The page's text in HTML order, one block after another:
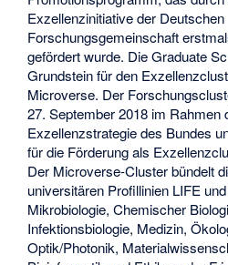
Exzellenzinitiative der Deutschen
Forschungsgemeinschaft
gefördert wurde. Die Graduate
Grundstein für den
Microverse. Der
27. September 2018 im Rahmen
Exzellenzstrategie des Bundes
für die Förderung als
Der Microverse-Cluster bündelt
universitären Profillinien LIFE
Mikrobiologie, Chemischer
Infektionsbiologie, Medizin,
Optik/Photonik,